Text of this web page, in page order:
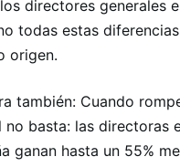
directores generales
todas estas
origen.
también: Cuando
no basta: las directoras
ganan hasta un 55%